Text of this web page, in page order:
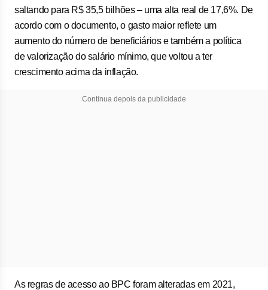
saltando para R$ 35,5 bilhões – uma alta real de 17,6%. De
acordo com o documento, o gasto maior reflete um
aumento do número de beneficiários e também a política
de valorização do salário mínimo, que voltou a ter
crescimento acima da inflação.
Continua depois da publicidade
As regras de acesso ao BPC foram alteradas em 2021,